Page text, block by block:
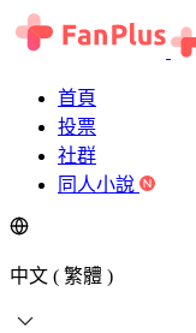
首頁
投票
社群
同人小說
中文 ( 繁體 )